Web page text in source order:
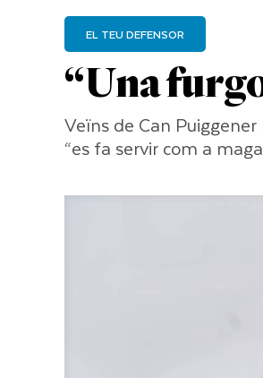
“Una
EL TEU DEFENSOR
Veïns de Can
“es fa servir com a